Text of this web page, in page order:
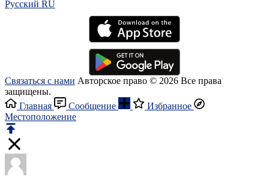
Русский RU‎
Связаться с нами Авторское право © 2026 Все права
защищены.
Главная
Сообщение
Избранное
Местоположение